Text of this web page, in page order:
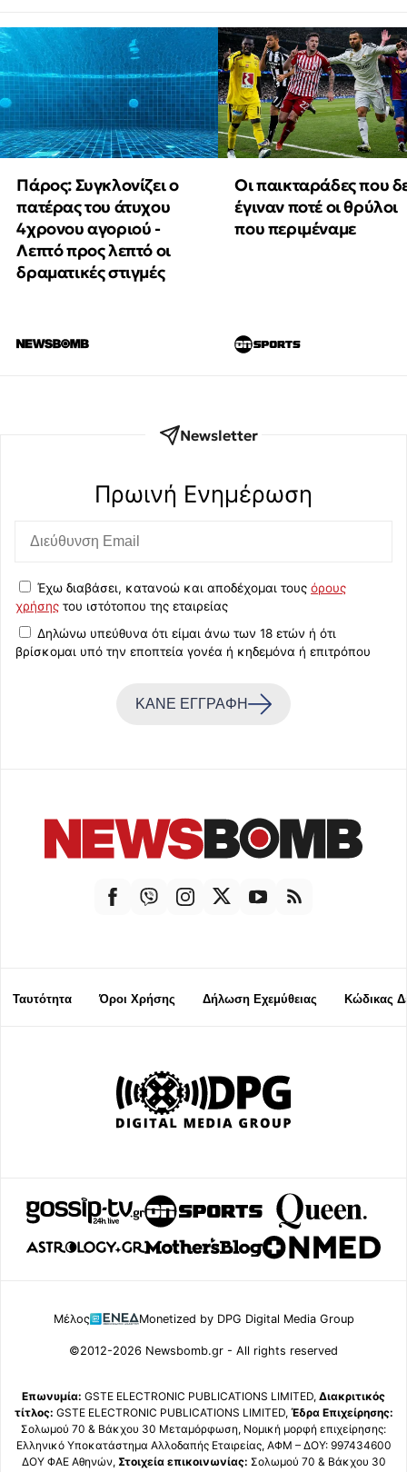
Πάρος: Συγκλονίζει ο
πατέρας του άτυχου
4χρονου αγοριού -
Λεπτό προς λεπτό οι
δραματικές στιγμές
Οι παικταράδες που
έγιναν ποτέ οι θρύλοι
που περιμέναμε
Newsletter
Πρωινή Eνημέρωση
Έχω διαβάσει, κατανοώ και αποδέχομαι τους όρους
χρήσης του ιστότοπου της εταιρείας
Δηλώνω υπεύθυνα ότι είμαι άνω των 18 ετών ή ότι
βρίσκομαι υπό την εποπτεία γονέα ή κηδεμόνα ή επιτρόπου
ΚΑΝΕ ΕΓΓΡΑΦΗ
Ταυτότητα Όροι Χρήσης Δήλωση Εχεμύθειας Κώδικας
Μέλος Monetized by DPG Digital Media Group
©2012-2026 Newsbomb.gr - All rights reserved
Επωνυμία: GSTE ELECTRONIC PUBLICATIONS LIMITED, Διακριτικός
τίτλος: GSTE ELECTRONIC PUBLICATIONS LIMITED, Έδρα Επιχείρησης:
Σολωμού 70 & Βάκχου 30 Μεταμόρφωση, Νομική μορφή επιχείρησης:
Ελληνικό Υποκατάστημα Αλλοδαπής Εταιρείας, ΑΦΜ – ΔΟΥ: 997434600
ΔΟΥ ΦΑΕ Αθηνών, Στοιχεία επικοινωνίας: Σολωμού 70 & Βάκχου 30